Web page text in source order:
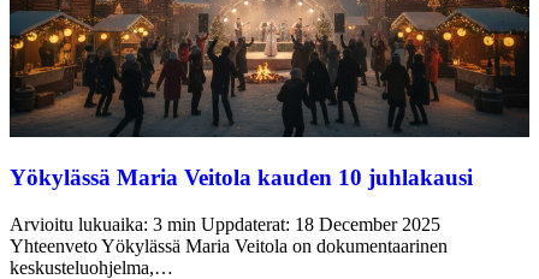
Yökylässä Maria Veitola kauden 10 juhlakausi
Arvioitu lukuaika: 3 min Uppdaterat: 18 December 2025
Yhteenveto Yökylässä Maria Veitola on dokumentaarinen
keskusteluohjelma,…